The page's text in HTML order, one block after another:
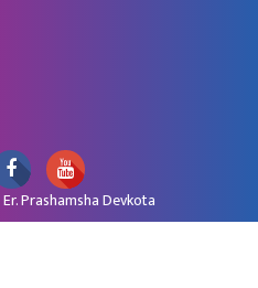
Er. Prashamsha Devkota